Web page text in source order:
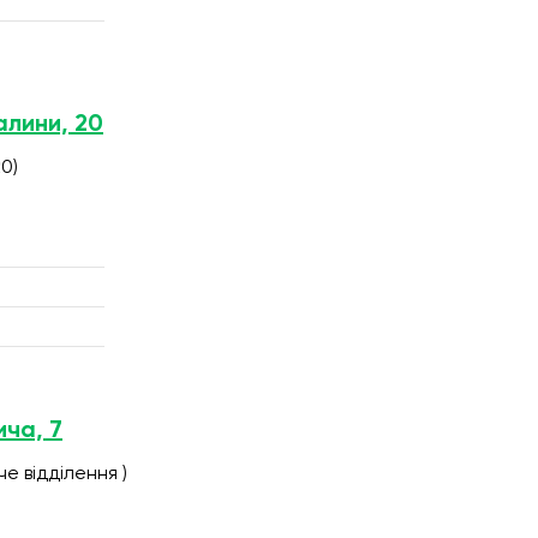
20
7
відділення )